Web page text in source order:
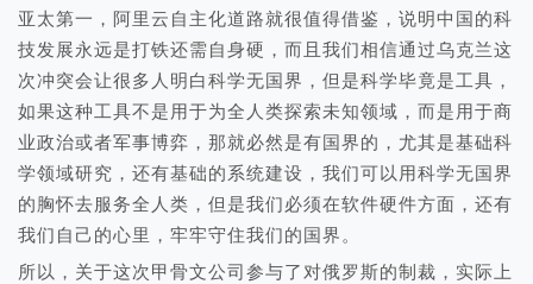
亚太第一，阿里云自主化道路就很值得借鉴，说明中国的科
技发展永远是打铁还需自身硬，而且我们相信通过乌克兰这
次冲突会让很多人明白科学无国界，但是科学毕竟是工具，
如果这种工具不是用于为全人类探索未知领域，而是用于商
业政治或者军事博弈，那就必然是有国界的，尤其是基础科
学领域研究，还有基础的系统建设，我们可以用科学无国界
的胸怀去服务全人类，但是我们必须在软件硬件方面，还有
我们自己的心里，牢牢守住我们的国界。
所以，关于这次甲骨文公司参与了对俄罗斯的制裁，实际上